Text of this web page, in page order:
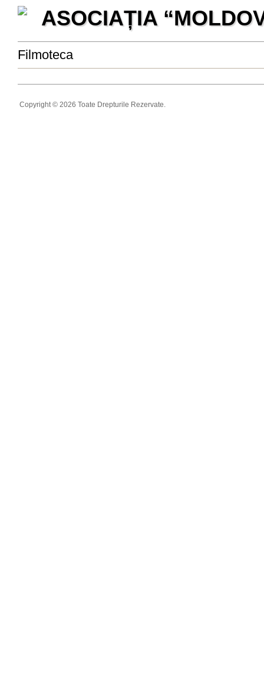
ASOCIAȚIA
Filmoteca
Copyright © 2026 Toate Drepturile Rezervate.